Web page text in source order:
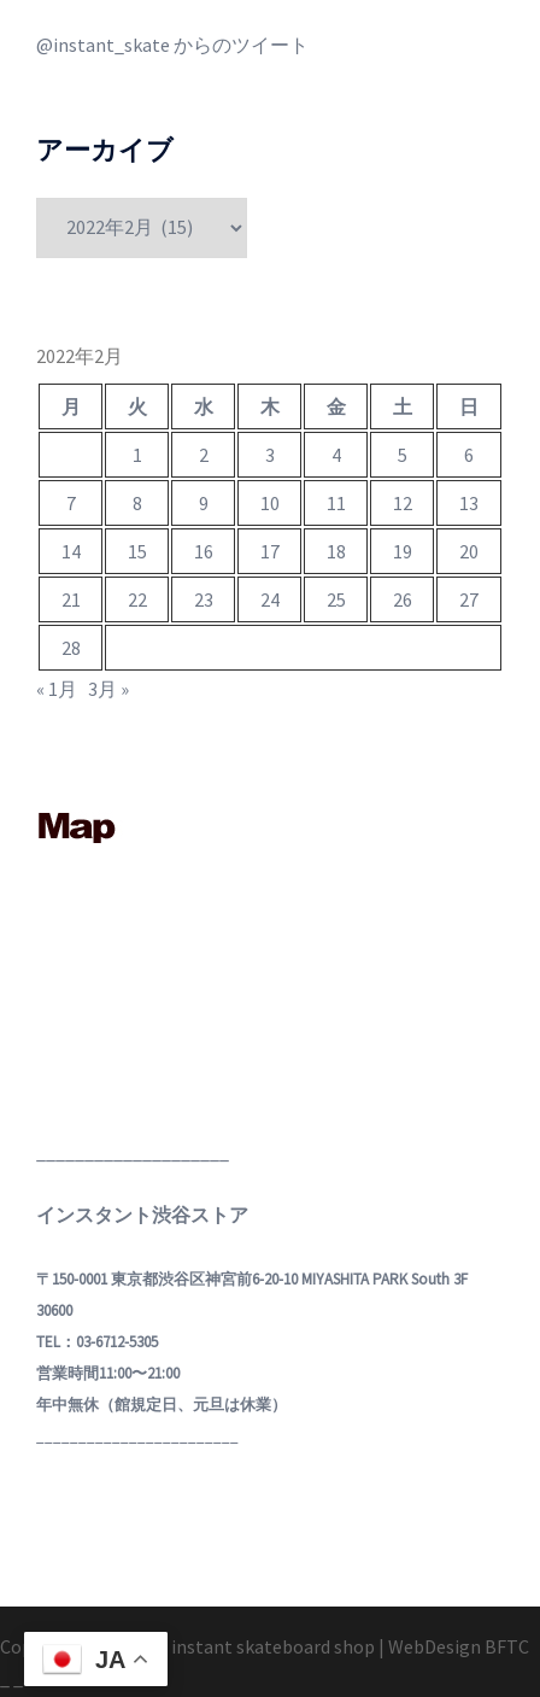
@instant_skate からのツイート
アーカイブ
2022年2月
月 火 水 木 金 土
日
1
2 3 4 5
6
7
8 9 10 11 12
13
14
15 16 17 18 19
20
21
22 23 24 25 26
27
28
« 1月 3月 »
インスタント渋谷ストア
〒150-0001 東京都渋谷区神宮前6-20-10 MIYASHITA PARK South 3F
30600
TEL：03-6712-5305
営業時間11:00〜21:00
年中無休（館規定日、元旦は休業）
Copyright1995-2025 instant skateboard shop | WebDesign BFTC
JA